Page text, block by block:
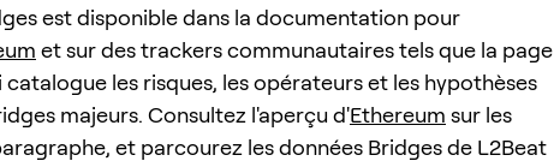
est disponible dans la documentation pour
et sur des trackers communautaires tels que la page
catalogue les risques, les opérateurs et les hypothèses
majeurs. Consultez l'aperçu d'Ethereum sur les
et parcourez les données Bridges de L2Beat